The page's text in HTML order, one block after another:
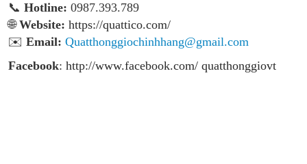
📞 Hotline: 0987.393.789
🌐Website: https://quattico.com/
✉️ Email: Quatthonggiochinhhang@gmail.com
Facebook: http://www.facebook.com/ quatthonggiovt